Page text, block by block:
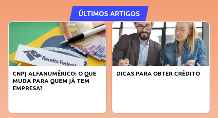
ÚLTIMOS ARTIGOS
CNPJ ALFANUMÉRICO: O QUE
MUDA PARA QUEM JÁ TEM
EMPRESA?
DICAS PARA OBTER CRÉDITO